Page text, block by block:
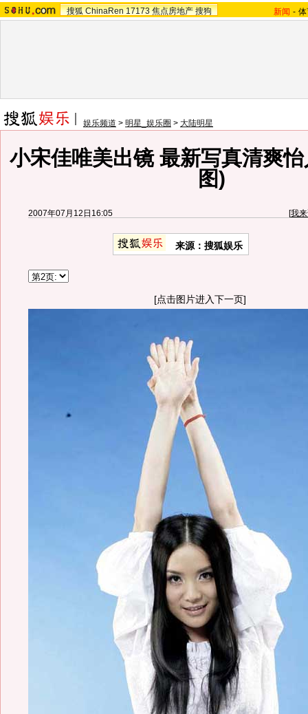
搜狐 ChinaRen 17173 焦点房地产 搜狗 新闻 -
娱乐频道 > 明星_娱乐圈 > 大陆明星
小宋佳唯美出镜 最新写真清爽
图)
2007年07月12日16:05 [我
来源：搜狐娱乐
[点击图片进入下一页]